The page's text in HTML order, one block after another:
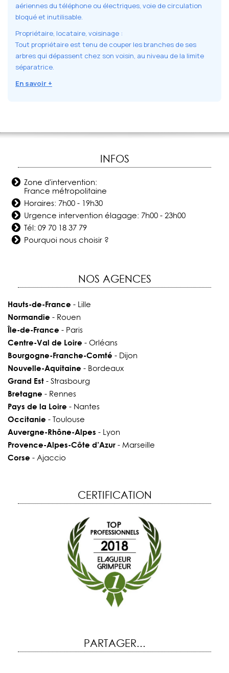
aériennes du téléphone ou électriques, voie de circulation
bloqué et inutilisable.
Propriétaire, locataire, voisinage :
Tout propriétaire est tenu de couper les branches de ses
arbres qui dépassent chez son voisin, au niveau de la limite
séparatrice.
En savoir +
INFOS
Zone d'intervention:
France métropolitaine
Horaires: 7h00 - 19h30
Urgence intervention élagage: 7h00 - 23h00
Tél:09 70 18 37 79
Pourquoi nous choisir ?
NOS AGENCES
Hauts-de-France - Lille
Normandie - Rouen
Île-de-France - Paris
Centre-Val de Loire - Orléans
Bourgogne-Franche-Comté - Dijon
Nouvelle-Aquitaine - Bordeaux
Grand Est- Strasbourg
Bretagne - Rennes
Pays de la Loire - Nantes
Occitanie - Toulouse
Auvergne-Rhône-Alpes - Lyon
Provence-Alpes-Côte d’Azur- Marseille
Corse - Ajaccio
CERTIFICATION
PARTAGER...